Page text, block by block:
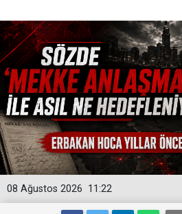
11:22
08 Ağustos 2026